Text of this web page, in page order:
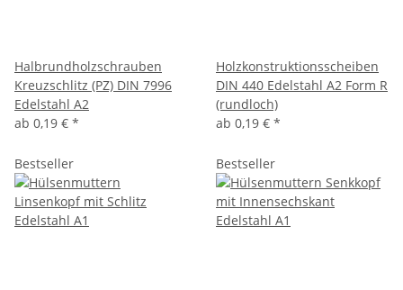
Halbrundholzschrauben
Kreuzschlitz (PZ) DIN 7996
Edelstahl A2
ab 0,19 € *
Holzkonstruktionsscheiben
DIN 440 Edelstahl A2 Form R
(rundloch)
ab 0,19 € *
Bestseller Bestseller